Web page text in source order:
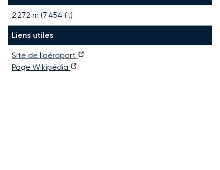
2 272 m (7 454 ft)
Liens utiles
Site de l'aéroport
Page Wikipédia